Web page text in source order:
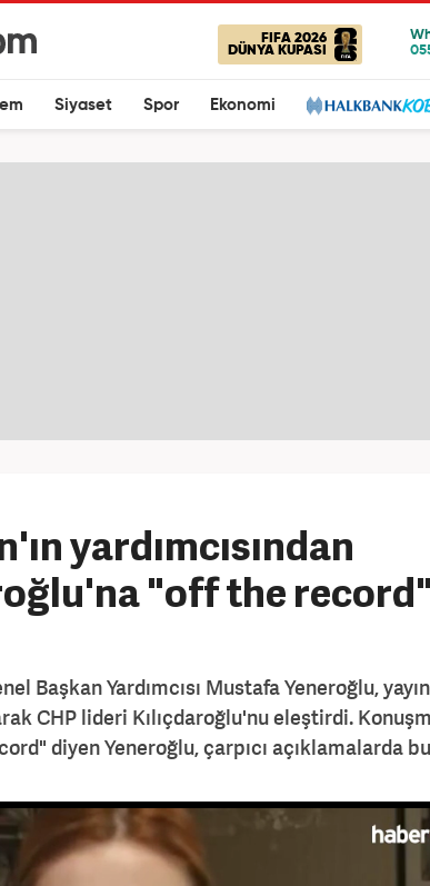
FIFA 2026
DÜNYA KUPASI
Siyaset Spor Ekonomi
yardımcısından
"off the record"
Başkan Yardımcısı Mustafa Yeneroğlu,
CHP lideri Kılıçdaroğlu'nu eleştirdi.
diyen Yeneroğlu, çarpıcı açıklamalarda